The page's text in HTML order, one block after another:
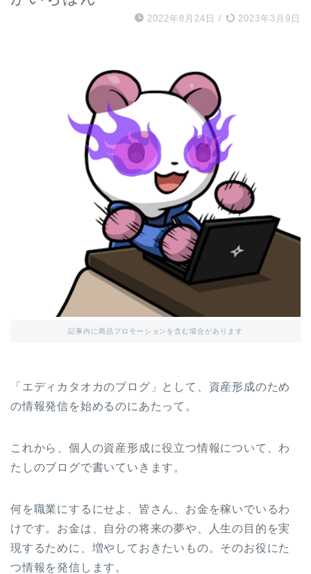
2022年8月24日 / 2023年3月9日
記事内に商品プロモーションを含む場合があります
「エディカタオカのブログ」として、資産形成のため
の情報発信を始めるのにあたって。
これから、個人の資産形成に役立つ情報について、わ
たしのブログで書いていきます。
何を職業にするにせよ、皆さん、お金を稼いでいるわ
けです。お金は、自分の将来の夢や、人生の目的を実
現するために、増やしておきたいもの。そのお役にた
つ情報を発信します。